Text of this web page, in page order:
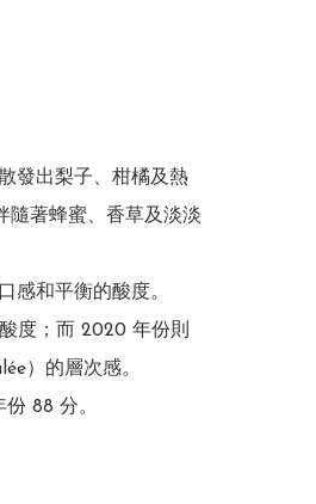
發出梨子、柑橘及熱
隨著蜂蜜、香草及淡淡
感和平衡的酸度。
度；而 2020 年份則
）的層次感。
88 分。